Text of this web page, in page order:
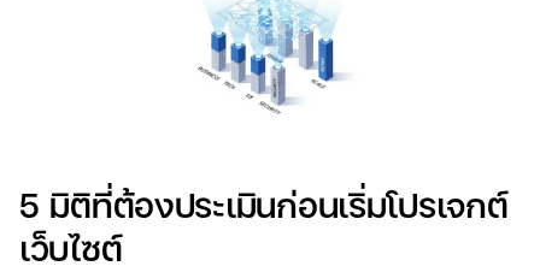
5 มิติที่ต้องประเมินก่อนเริ่มโปรเจกต์
เว็บไซต์